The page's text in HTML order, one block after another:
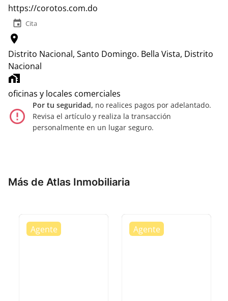
https://corotos.com.do
event Cita
location_on
Distrito Nacional, Santo Domingo. Bella Vista, Distrito
Nacional
home_work
oficinas y locales comerciales
error_outline
Por tu seguridad, no realices pagos por adelantado.
Revisa el artículo y realiza la transacción
personalmente en un lugar seguro.
Más de Atlas Inmobiliaria